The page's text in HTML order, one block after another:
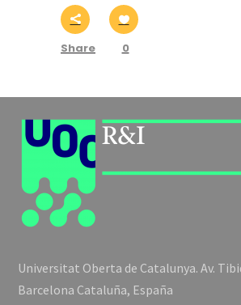
Share 0
Universitat Oberta de Catalunya. Av.
Barcelona Cataluña, España